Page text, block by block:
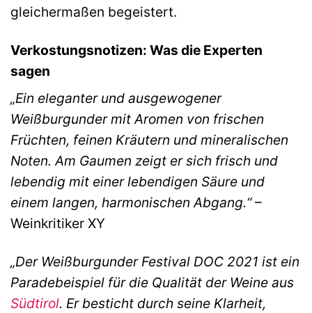
gleichermaßen begeistert.
Verkostungsnotizen: Was die Experten
sagen
„Ein eleganter und ausgewogener
Weißburgunder mit Aromen von frischen
Früchten, feinen Kräutern und mineralischen
Noten. Am Gaumen zeigt er sich frisch und
lebendig mit einer lebendigen Säure und
einem langen, harmonischen Abgang.“–
Weinkritiker XY
„Der Weißburgunder Festival DOC 2021 ist ein
Paradebeispiel für die Qualität der Weine aus
Südtirol. Er besticht durch seine Klarheit,